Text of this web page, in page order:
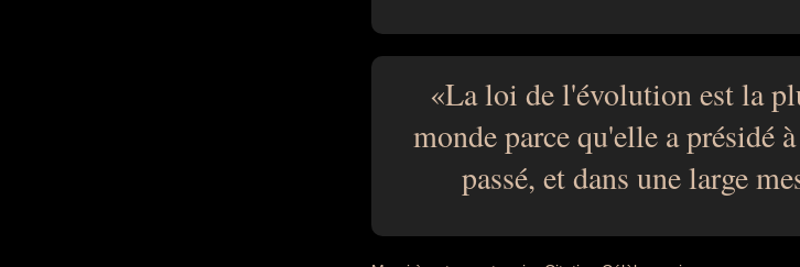
La loi de l'évolution est la
monde parce qu'elle a présidé
passé, et dans une large